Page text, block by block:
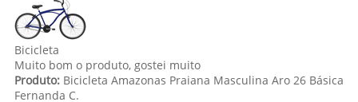
Bicicleta
Muito bom o produto, gostei muito
Produto:Bicicleta Amazonas Praiana Masculina Aro 26 Básica
Fernanda C.